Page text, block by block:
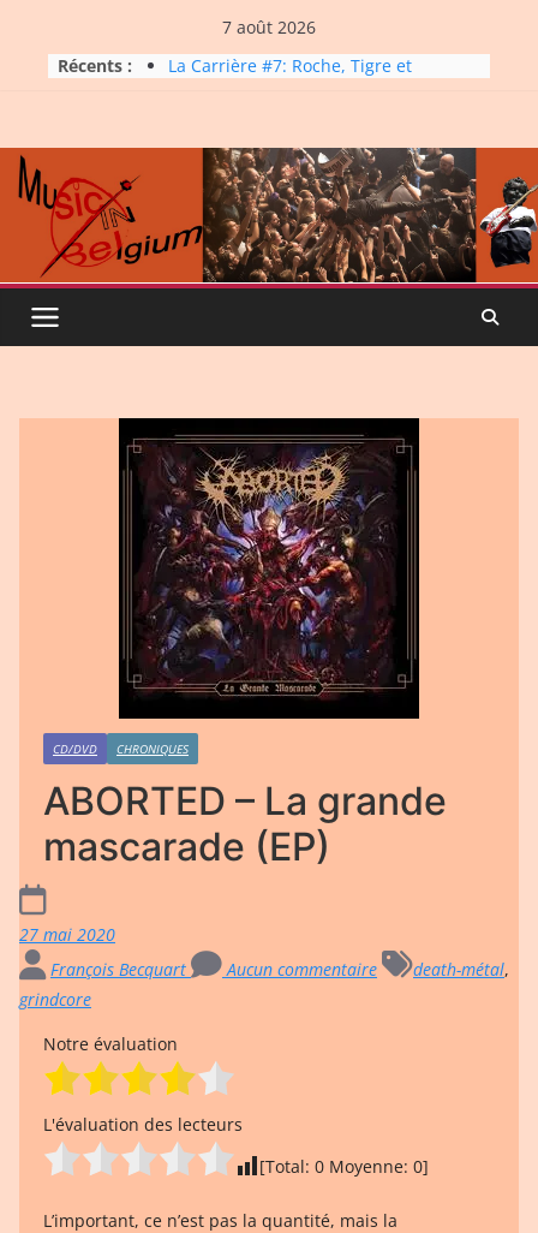
content
7 août 2026
Récents :
La Carrière #7: Roche, Tigre et
Micro Festival #16, maxi line-
Dynatop3 – 26 juillet 2026
CD/DVD CHRONIQUES
ABORTED – La grande
mascarade (EP)
27 mai 2020
François Becquart
Aucun commentaire death-métal,
grindcore
Notre évaluation
L'évaluation des lecteurs
[Total: 0 Moyenne: 0]
L’important, ce n’est pas la quantité, mais la